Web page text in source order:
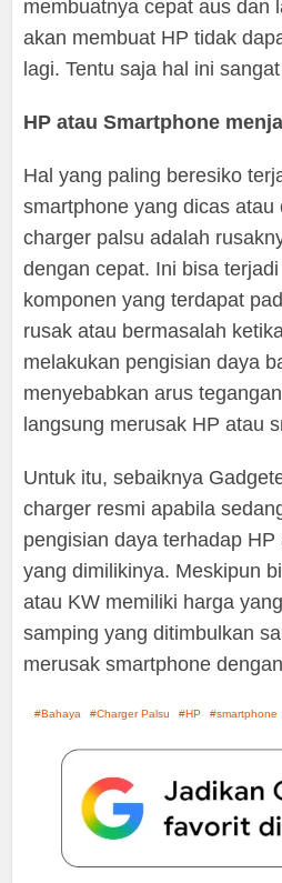
membuatnya cepat aus dan
akan membuat HP tidak
lagi. Tentu saja hal ini
HP atau Smartphone
Hal yang paling beresiko
smartphone yang dicas atau
charger palsu adalah
dengan cepat. Ini bisa
komponen yang terdapat
rusak atau bermasalah
melakukan pengisian daya
menyebabkan arus
langsung merusak HP atau
Untuk itu, sebaiknya
charger resmi apabila
pengisian daya terhadap
yang dimilikinya. Meskipun
atau KW memiliki harga
samping yang ditimbulkan
merusak smartphone
Bahaya Charger Palsu HP smartphone